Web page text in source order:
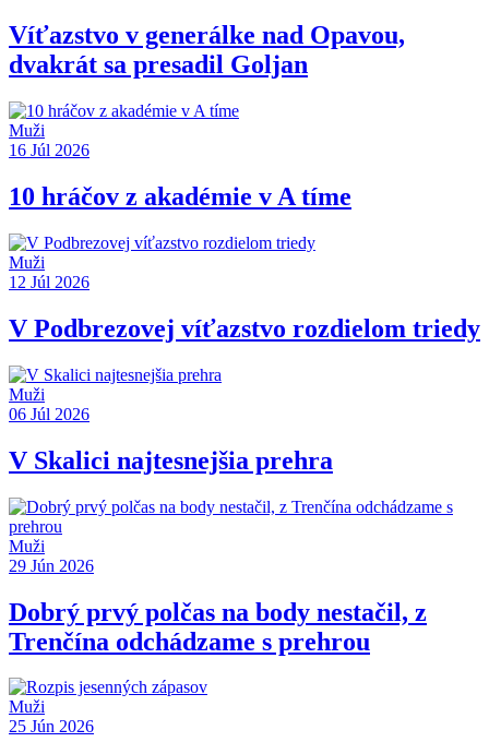
Víťazstvo v generálke nad Opavou,
dvakrát sa presadil Goljan
Muži
16 Júl 2026
10 hráčov z akadémie v A tíme
Muži
12 Júl 2026
V Podbrezovej víťazstvo rozdielom triedy
Muži
06 Júl 2026
V Skalici najtesnejšia prehra
Muži
29 Jún 2026
Dobrý prvý polčas na body nestačil, z
Trenčína odchádzame s prehrou
Muži
25 Jún 2026